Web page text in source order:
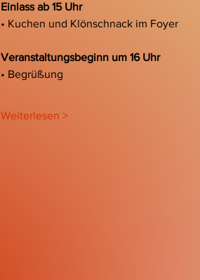
Einlass ab 15 Uhr
• Kuchen und Klönschnack im Foyer
Veranstaltungsbeginn um 16 Uhr
• Begrüßung
Weiterlesen >